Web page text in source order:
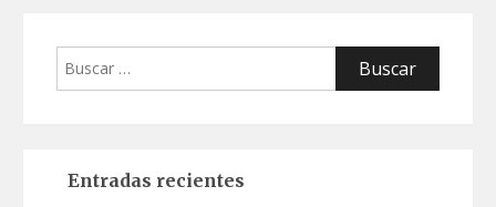
Buscar:
Entradas recientes